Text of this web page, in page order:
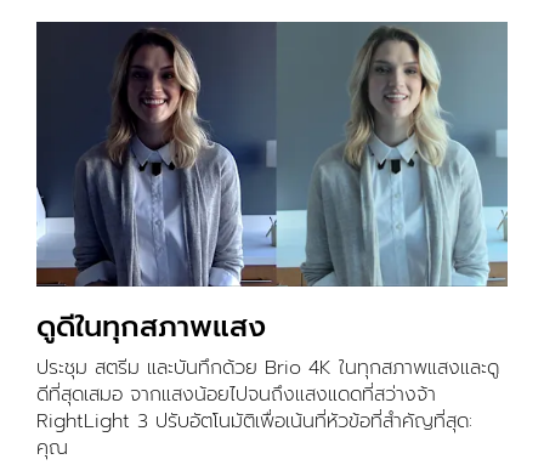
ดูดีในทุกสภาพแสง
ประชุม สตรีม และบันทึกด้วย Brio 4K ในทุกสภาพแสงและดู
ดีที่สุดเสมอ จากแสงน้อยไปจนถึงแสงแดดที่สว่างจ้า
RightLight 3 ปรับอัตโนมัติเพื่อเน้นที่หัวข้อที่สำคัญที่สุด:
คุณ